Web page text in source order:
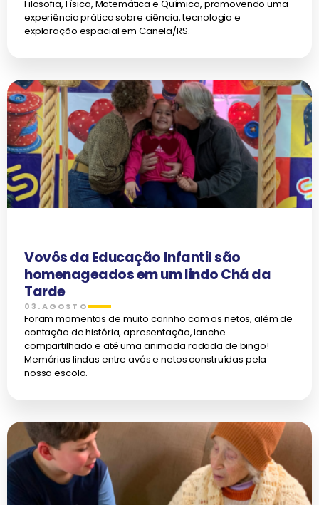
Filosofia, Física, Matemática e Química, promovendo uma
experiência prática sobre ciência, tecnologia e
exploração espacial em Canela/RS.
Vovôs da Educação Infantil são
homenageados em um lindo Chá da
Tarde
03.AGOSTO
Foram momentos de muito carinho com os netos, além de
contação de história, apresentação, lanche
compartilhado e até uma animada rodada de bingo!
Memórias lindas entre avós e netos construídas pela
nossa escola.